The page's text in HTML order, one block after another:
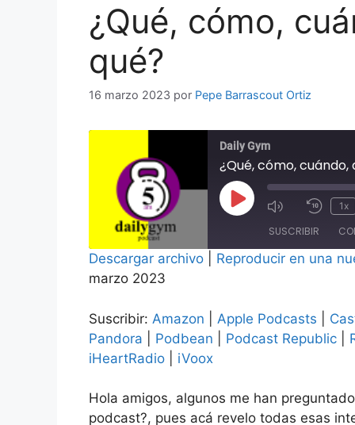
¿Qué, cómo,
qué?
16 marzo 2023 por Pepe Barrascout Ortiz
Daily Gym
¿Qué, cómo, cuándo,
Reproducir
episodio
Mute/
Episode
1x
SUSCRIBIR
Amazon
Pandora Podbean
RSS
iVoox
COMPAR
TIR
ENLACE
INCRUST
AR
Descargar archivo Reproducir en una
marzo 2023
Suscribir: Amazon Apple Podcasts
Pandora
Podbean Podcast Republic
iHeartRadio
iVoox
Hola amigos, algunos me han
podcast?, pues acá revelo todas esas